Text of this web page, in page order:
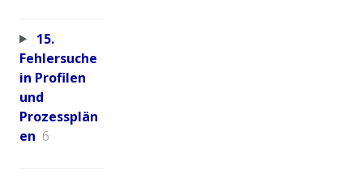
15.
Fehlersuche
in Profilen
und
Prozessplän
en 6